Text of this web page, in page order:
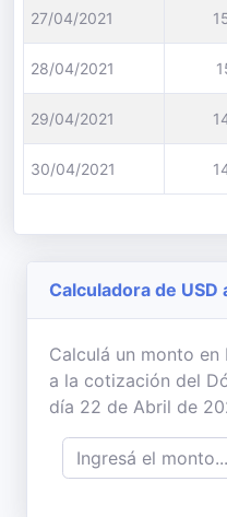
27/04/2021
28/04/2021
29/04/2021
30/04/2021
Calculadora de
Calculá un monto en
a la cotización del
día 22 de Abril de